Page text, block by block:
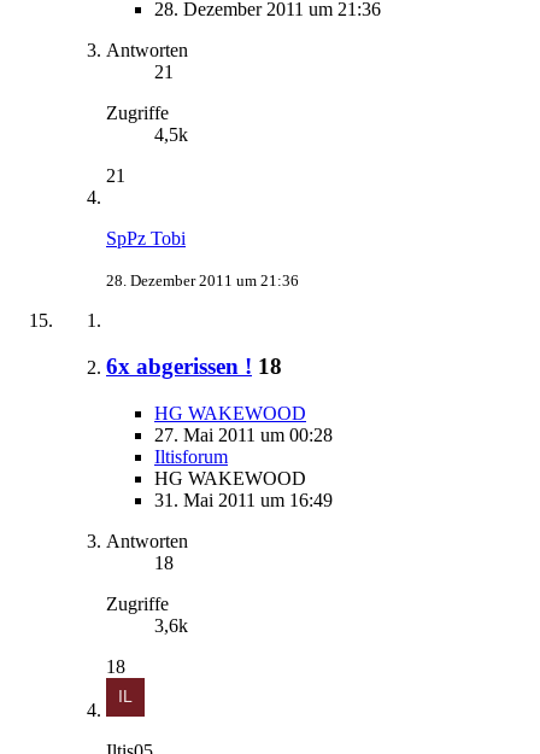
28. Dezember 2011 um 21:36
Antworten
21
Zugriffe
4,5k
21
SpPz Tobi
28. Dezember 2011 um 21:36
6x abgerissen ! 18
HG WAKEWOOD
27. Mai 2011 um 00:28
Iltisforum
HG WAKEWOOD
31. Mai 2011 um 16:49
Antworten
18
Zugriffe
3,6k
18